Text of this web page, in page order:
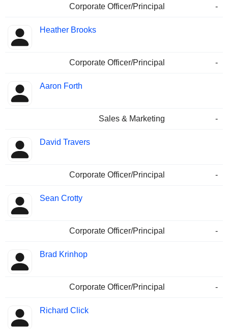
Corporate Officer/Principal -
Heather Brooks
Corporate Officer/Principal -
Aaron Forth
Sales & Marketing -
David Travers
Corporate Officer/Principal -
Sean Crotty
Corporate Officer/Principal -
Brad Krinhop
Corporate Officer/Principal -
Richard Click